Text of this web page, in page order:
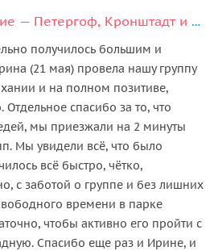
Большое путешествие — Петергоф, Кронштадт и форт Константин
получилось большим и
(21 мая) провела нашу группу
и на полном позитиве,
спасибо за то, что
мы приезжали на 2 минуты
Мы увидели всё, что было
всё быстро, чётко,
с заботой о группе и без лишних
времени в парке
чтобы активно его пройти с
Спасибо еще раз и Ирине, и